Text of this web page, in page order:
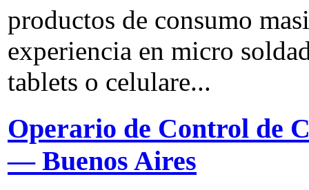
productos de consumo
experiencia en micro
tablets o celulare...
Operario de Control de
— Buenos Aires